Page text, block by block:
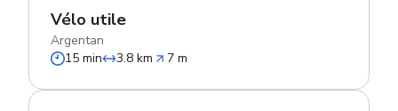
Vélo utile
Argentan
15 min
3.8 km 7 m